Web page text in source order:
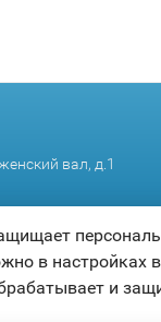
вал, д.1
в настройках
и